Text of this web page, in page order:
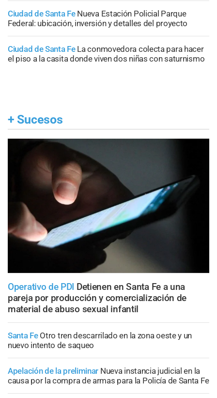
Ciudad de Santa Fe Nueva Estación Policial Parque
Federal: ubicación, inversión y detalles del proyecto
Ciudad de Santa Fe La conmovedora colecta para hacer
el piso a la casita donde viven dos niñas con saturnismo
+ Sucesos
Operativo de PDI Detienen en Santa Fe a una
pareja por producción y comercialización de
material de abuso sexual infantil
Santa Fe Otro tren descarrilado en la zona oeste y un
nuevo intento de saqueo
Apelación de la preliminar Nueva instancia judicial en la
causa por la compra de armas para la Policía de Santa Fe